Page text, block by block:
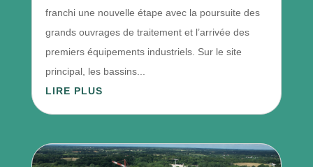
franchi une nouvelle étape avec la poursuite des
grands ouvrages de traitement et l’arrivée des
premiers équipements industriels. Sur le site
principal, les bassins...
LIRE PLUS